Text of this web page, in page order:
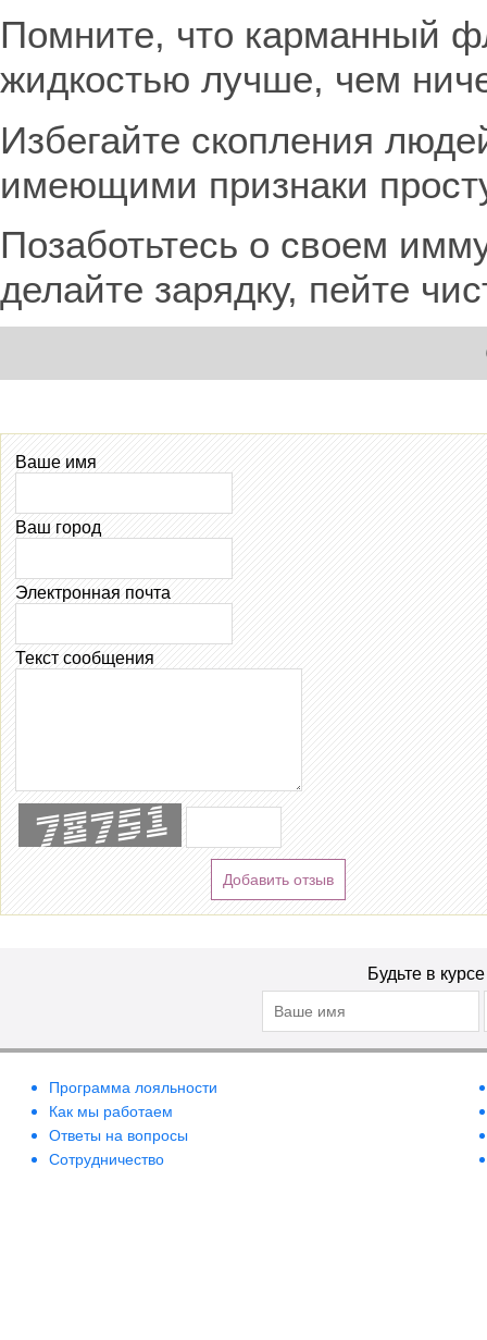
Помните, что карманный
жидкостью лучше, чем
Избегайте скопления
имеющими признаки
Позаботьтесь о своем
делайте зарядку, пейте
Ваше имя
Ваш город
Электронная почта
Текст сообщения
Добавить отзыв
Будьте в
Программа лояльности
Как мы работаем
Ответы на вопросы
Сотрудничество